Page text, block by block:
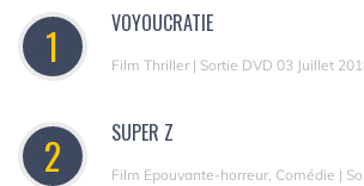
1 VOYOUCRATIE
Film Thriller | Sortie DVD 03 Juillet
2 SUPER Z
Film Epouvante-horreur, Comédie |